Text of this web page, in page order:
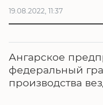
19.08.2022, 11:37
Ангарское
федеральный
производства